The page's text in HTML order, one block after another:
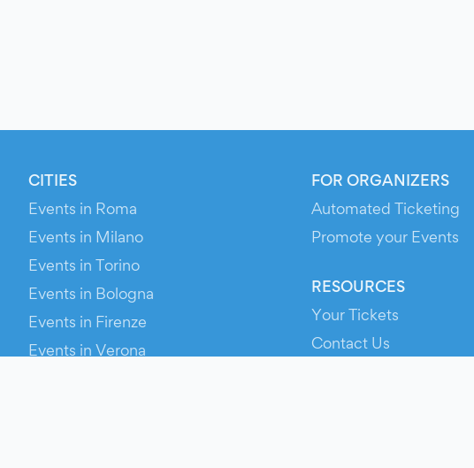
CITIES
Events in Roma
Events in Milano
Events in Torino
Events in Bologna
Events in Firenze
Events in Verona
FOR ORGANIZERS
Automated Ticketing
Promote your Events
RESOURCES
Your Tickets
Contact Us